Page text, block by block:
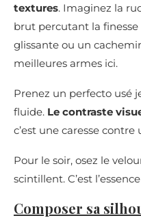
textures. Imaginez la
brut percutant la finesse
glissante ou un
meilleures armes ici.
Prenez un perfecto usé
fluide. Le contraste
c’est une caresse
Pour le soir, osez le
scintillent. C’est
Composer sa